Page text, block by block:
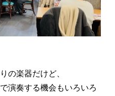
りの楽器だけど、
演奏する機会もいろいろ